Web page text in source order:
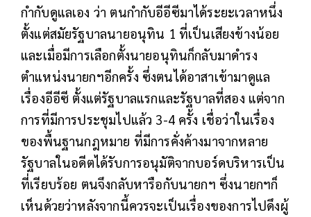
กำกับดูแลเอง ว่า ตนกำกับอีอีซีมาได้ระยะเวลาหนึ่ง
ตั้งแต่สมัยรัฐบาลนายอนุทิน 1 ที่เป็นเสียงข้างน้อย
และเมื่อมีการเลือกตั้งนายอนุทินก็กลับมาดำรง
ตำแหน่งนายกฯอีกครั้ง ซึ่งตนได้อาสาเข้ามาดูแล
เรื่องอีอีซี ตั้งแต่รัฐบาลแรกและรัฐบาลที่สอง แต่จาก
การที่มีการประชุมไปแล้ว 3-4 ครั้ง เชื่อว่าในเรื่อง
ของพื้นฐานกฎหมาย ที่มีการคั่งค้างมาจากหลาย
รัฐบาลในอดีตได้รับการอนุมัติจากบอร์ดบริหารเป็น
ที่เรียบร้อย ตนจึงกลับหารือกับนายกฯ ซึ่งนายกฯก็
เห็นด้วยว่าหลังจากนี้ควรจะเป็นเรื่องของการไปดึงผู้